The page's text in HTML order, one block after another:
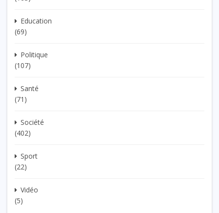
Education
(69)
Politique
(107)
Santé
(71)
Société
(402)
Sport
(22)
Vidéo
(5)